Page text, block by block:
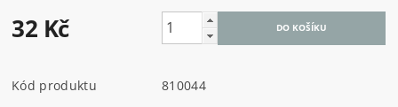
32 Kč
Kód produktu
810044